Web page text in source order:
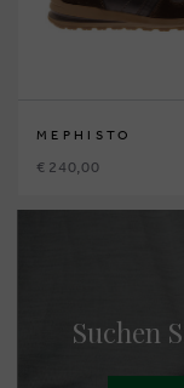
MEPHISTO
€ 240,00
Suchen